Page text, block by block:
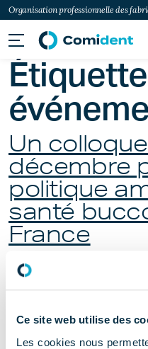
Ce site web utilise des
Les cookies nous
Organisation professionnelle des
Un
décembre
politique
santé
France
Publié le
Labro